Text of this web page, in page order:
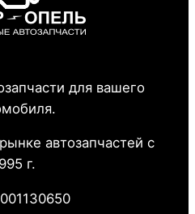
для вашего
автозапчастей с
г.